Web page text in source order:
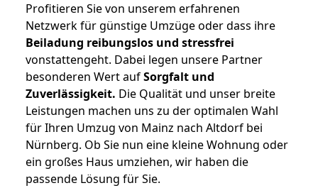
Profitieren Sie von unserem erfahrenen
Netzwerk für günstige Umzüge oder dass ihre
Beiladung reibungslos und stressfrei
vonstattengeht. Dabei legen unsere Partner
besonderen Wert aufSorgfalt und
Zuverlässigkeit. Die Qualität und unser breite
Leistungen machen uns zu der optimalen Wahl
für Ihren Umzug von Mainz nach Altdorf bei
Nürnberg. Ob Sie nun eine kleine Wohnung oder
ein großes Haus umziehen, wir haben die
passende Lösung für Sie.